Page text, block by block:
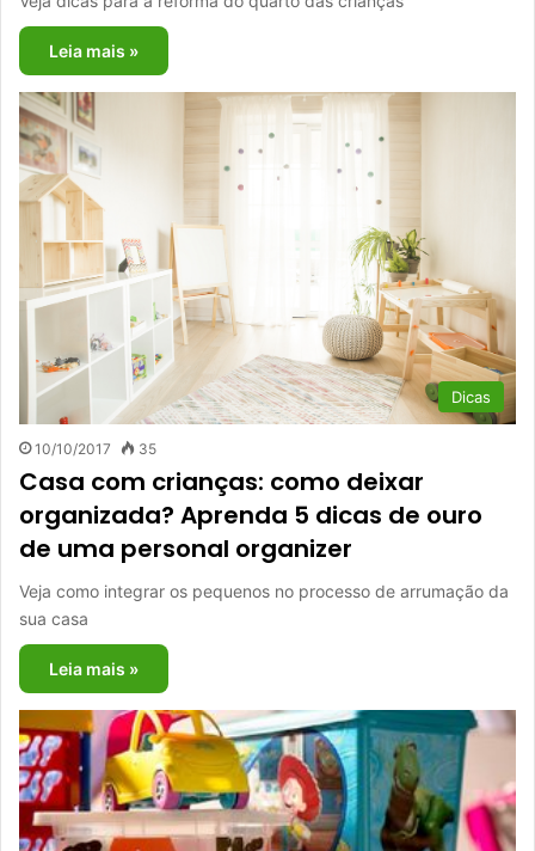
Leia mais »
Dicas
10/10/2017 35
Casa com crianças: como deixar
organizada? Aprenda 5 dicas de ouro
de uma personal organizer
Veja como integrar os pequenos no processo de arrumação da
sua casa
Leia mais »